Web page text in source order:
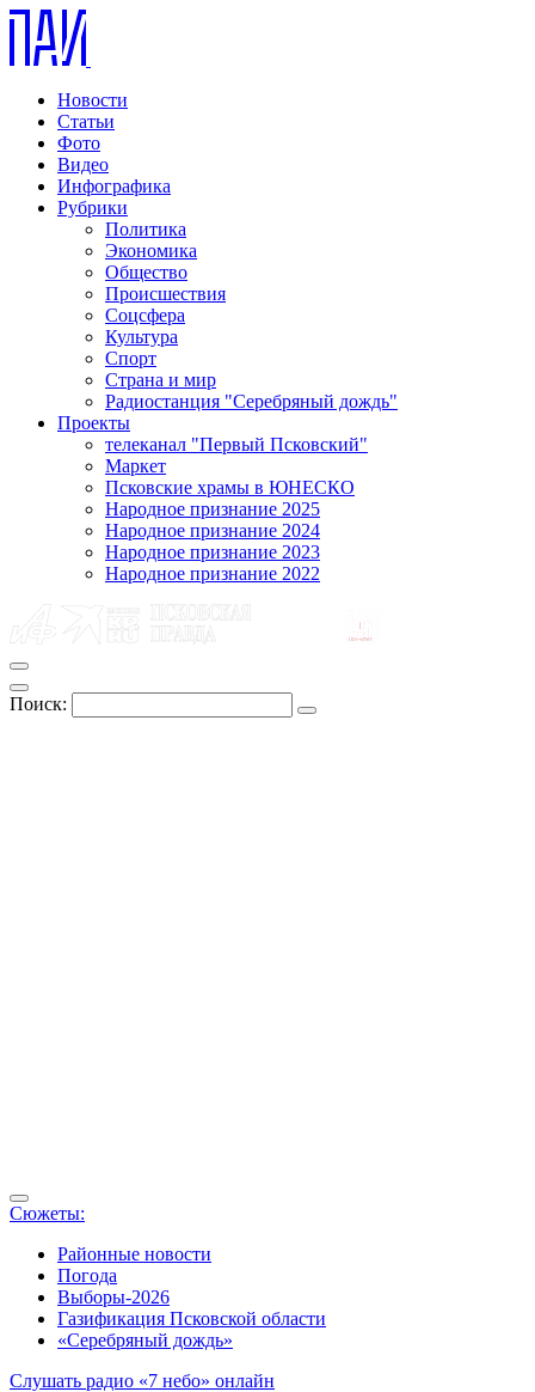
Новости
Статьи
Фото
Видео
Инфографика
Рубрики
Политика
Экономика
Общество
Происшествия
Соцсфера
Культура
Спорт
Страна и мир
Радиостанция "Серебряный дождь"
Проекты
телеканал "Первый Псковский"
Маркет
Псковские храмы в ЮНЕСКО
Народное признание 2025
Народное признание 2024
Народное признание 2023
Народное признание 2022
Поиск:
Сюжеты:
Районные новости
Погода
Выборы-2026
Газификация Псковской области
«Серебряный дождь»
Слушать радио «7 небо» онлайн